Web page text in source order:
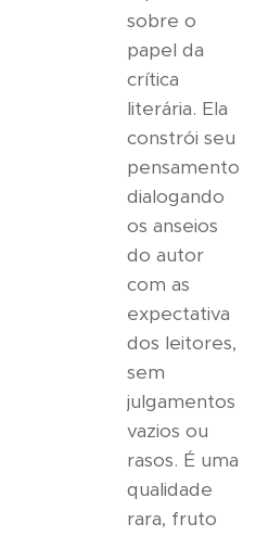
sobre o
papel da
crítica
literária. Ela
constrói seu
pensamento
dialogando
os anseios
do autor
com as
expectativa
dos leitores,
sem
julgamentos
vazios ou
rasos. É uma
qualidade
rara, fruto